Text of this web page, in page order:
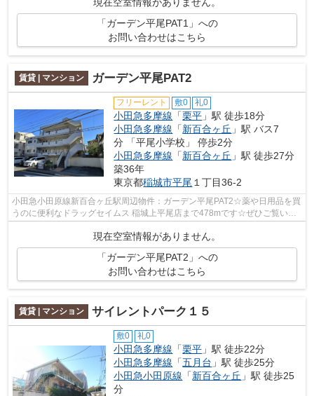
「ガーデン平尾PAT1」への
お問い合わせはこちら
賃貸 | マンション ガーデン平尾PAT2
フリーレント 敷0 礼0
小田急多摩線 「栗平 」駅 徒歩18分
小田急多摩線 「新百合ヶ丘 」駅 バス7
分 「平尾小学校」 停歩2分
小田急多摩線 「新百合ヶ丘 」駅 徒歩27分
築36年
東京都稲城市平尾 １丁目36-2
小田急小田原線新百合ヶ丘駅周辺物件：ガーデン平尾PAT2☆薬や日用品を買
うのに便利なドラッグセイムス 稲城上平尾店まで478mです☆ぜひご覧いた
だきたい賃貸物件です☆当社は稲城市エリ...
現在空室情報がありません。
「ガーデン平尾PAT2」への
お問い合わせはこちら
賃貸 | マンション サイレントパーク１５
敷0 礼0
小田急多摩線 「栗平 」駅 徒歩22分
小田急多摩線 「五月台 」駅 徒歩25分
小田急小田原線 「新百合ヶ丘 」駅 徒歩25
分